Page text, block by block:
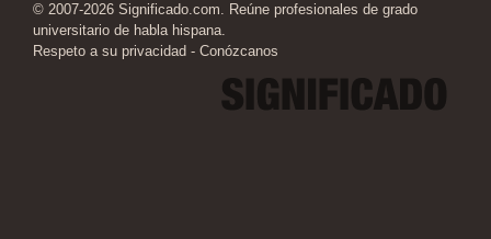
© 2007-2026 Significado.com. Reúne profesionales de grado
universitario de habla hispana.
Respeto a su privacidad - Conózcanos